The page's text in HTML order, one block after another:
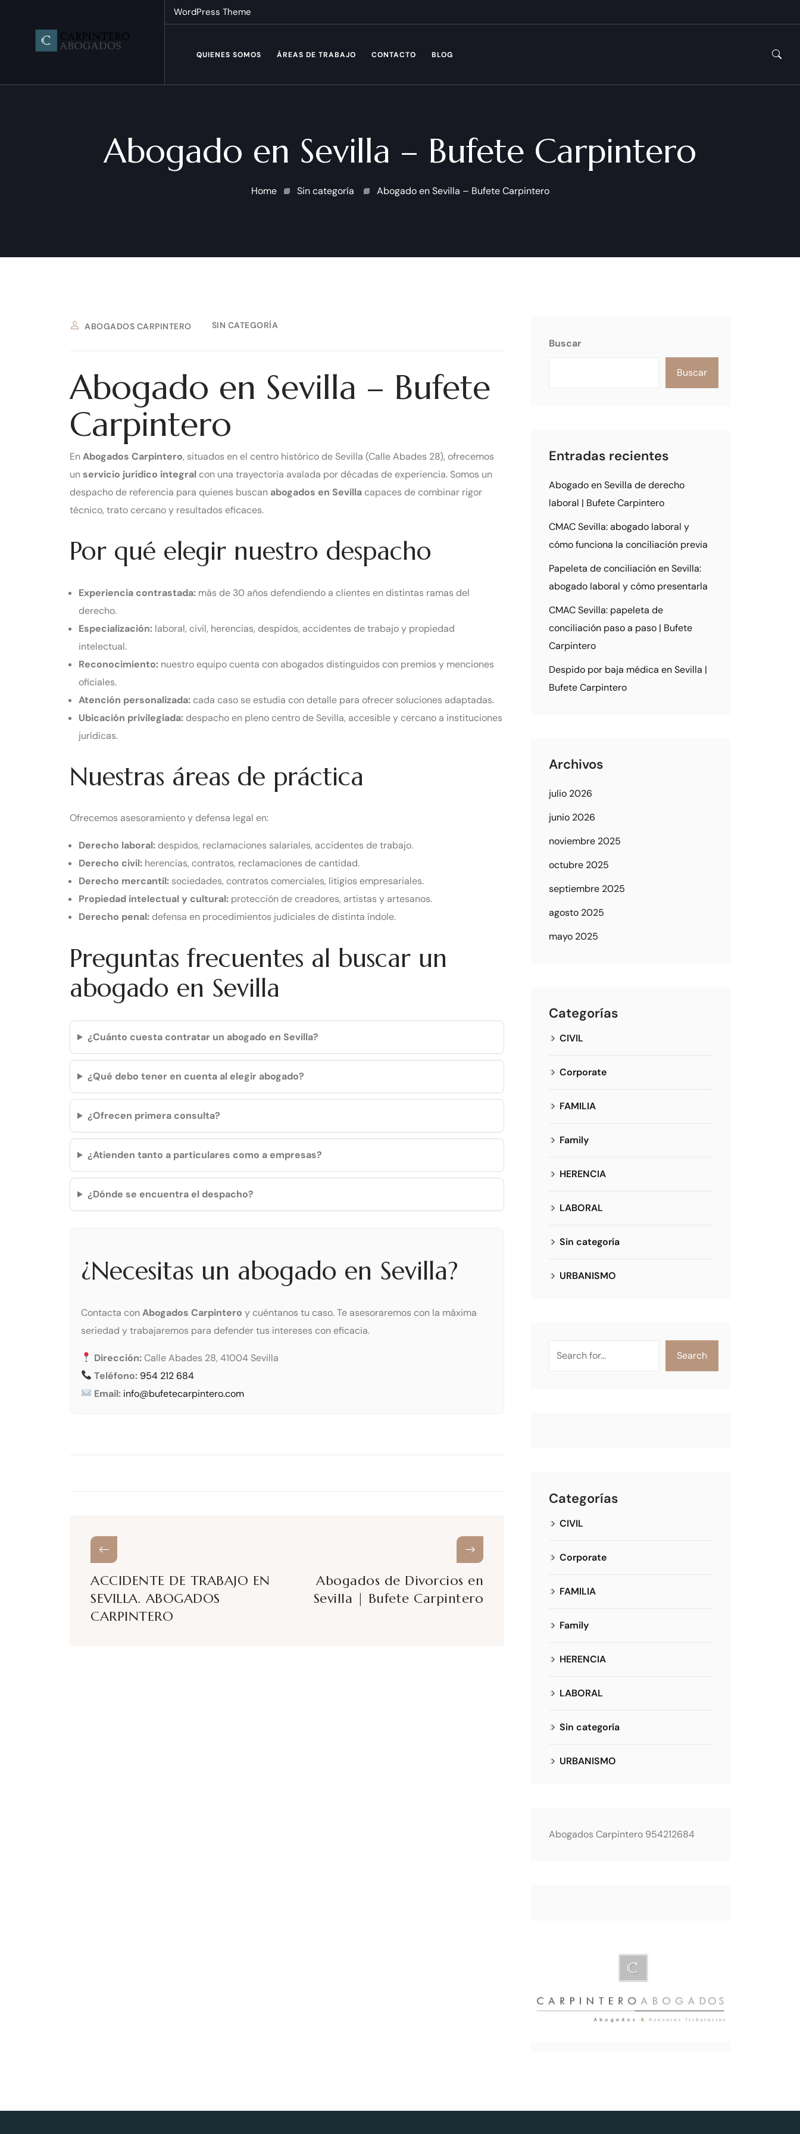
WordPress Theme
QUIENES SOMOS ÁREAS DE TRABAJO CONTACTO BLOG
Abogado en Sevilla – Bufete Carpintero
Home Sin categoría Abogado en Sevilla – Bufete Carpintero
ABOGADOS CARPINTERO SIN CATEGORÍA
Abogado en Sevilla – Bufete
Carpintero
EnAbogados Carpintero, situados en el centro histórico de Sevilla (Calle Abades 28), ofrecemos
un servicio jurídico integral con una trayectoria avalada por décadas de experiencia. Somos un
despacho de referencia para quienes buscan abogados en Sevilla capaces de combinar rigor
técnico, trato cercano y resultados eficaces.
Por qué elegir nuestro despacho
Experiencia contrastada: más de 30 años defendiendo a clientes en distintas ramas del
derecho.
Especialización: laboral, civil, herencias, despidos, accidentes de trabajo y propiedad
intelectual.
Reconocimiento: nuestro equipo cuenta con abogados distinguidos con premios y menciones
oficiales.
Atención personalizada: cada caso se estudia con detalle para ofrecer soluciones adaptadas.
Ubicación privilegiada: despacho en pleno centro de Sevilla, accesible y cercano a instituciones
jurídicas.
Nuestras áreas de práctica
Ofrecemos asesoramiento y defensa legal en:
Derecho laboral: despidos, reclamaciones salariales, accidentes de trabajo.
Derecho civil: herencias, contratos, reclamaciones de cantidad.
Derecho mercantil: sociedades, contratos comerciales, litigios empresariales.
Propiedad intelectual y cultural: protección de creadores, artistas y artesanos.
Derecho penal: defensa en procedimientos judiciales de distinta índole.
Preguntas frecuentes al buscar un
abogado en Sevilla
¿Cuánto cuesta contratar un abogado en Sevilla?
¿Qué debo tener en cuenta al elegir abogado?
¿Ofrecen primera consulta?
¿Atienden tanto a particulares como a empresas?
¿Dónde se encuentra el despacho?
¿Necesitas un abogado en Sevilla?
Contacta conAbogados Carpintero y cuéntanos tu caso. Te asesoraremos con la máxima
seriedad y trabajaremos para defender tus intereses con eficacia.
Dirección:Calle Abades 28, 41004 Sevilla
Teléfono: 954 212 684
Email: info@bufetecarpintero.com
ACCIDENTE DE TRABAJO EN
SEVILLA. ABOGADOS
CARPINTERO
Abogados de Divorcios en
Sevilla | Bufete Carpintero
Buscar
Buscar
Entradas recientes
Abogado en Sevilla de derecho
laboral | Bufete Carpintero
CMAC Sevilla: abogado laboral y
cómo funciona la conciliación previa
Papeleta de conciliación en Sevilla:
abogado laboral y cómo presentarla
CMAC Sevilla: papeleta de
conciliación paso a paso | Bufete
Carpintero
Despido por baja médica en Sevilla |
Bufete Carpintero
Archivos
julio 2026
junio 2026
noviembre 2025
octubre 2025
septiembre 2025
agosto 2025
mayo 2025
Categorías
CIVIL
Corporate
FAMILIA
Family
HERENCIA
LABORAL
Sin categoría
URBANISMO
Search
Categorías
CIVIL
Corporate
FAMILIA
Family
HERENCIA
LABORAL
Sin categoría
URBANISMO
Abogados Carpintero 954212684